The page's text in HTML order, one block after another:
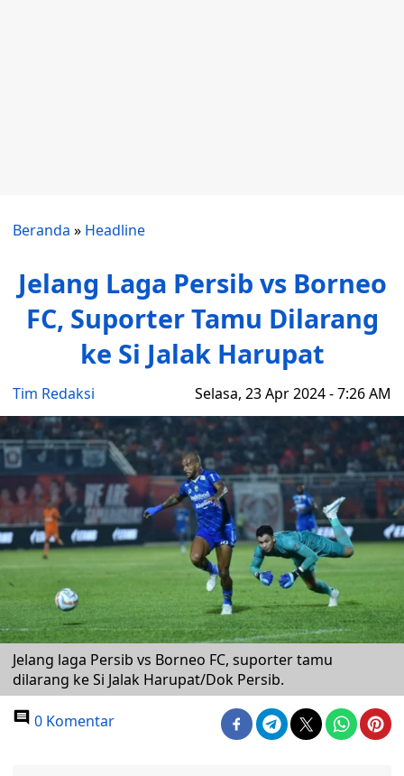
Beranda » Headline
Jelang Laga Persib vs Borneo
FC, Suporter Tamu Dilarang
ke Si Jalak Harupat
Tim Redaksi Selasa, 23 Apr 2024 - 7:26 AM
Jelang laga Persib vs Borneo FC, suporter tamu
dilarang ke Si Jalak Harupat/Dok Persib.
0 Komentar